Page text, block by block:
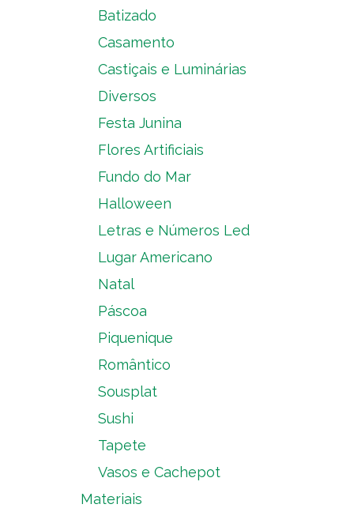
Batizado
Casamento
Castiçais e Luminárias
Diversos
Festa Junina
Flores Artificiais
Fundo do Mar
Halloween
Letras e Números Led
Lugar Americano
Natal
Páscoa
Piquenique
Romântico
Sousplat
Sushi
Tapete
Vasos e Cachepot
Materiais